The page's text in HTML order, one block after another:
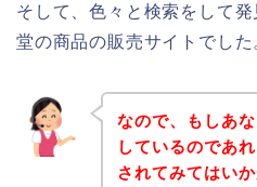
そして、色々と検索をして
堂の商品の販売サイトでした
なので、もしあ
しているのであ
されてみてはい